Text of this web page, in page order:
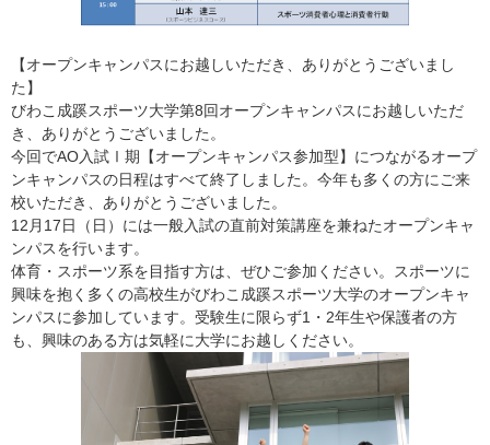
【オープンキャンパスにお越しいただき、ありがとうございまし
た】
びわこ成蹊スポーツ大学第8回オープンキャンパスにお越しいただ
き、ありがとうございました。
今回でAO入試Ⅰ期【オープンキャンパス参加型】につながるオープ
ンキャンパスの日程はすべて終了しました。今年も多くの方にご来
校いただき、ありがとうございました。
12月17日（日）には一般入試の直前対策講座を兼ねたオープンキャ
ンパスを行います。
体育・スポーツ系を目指す方は、ぜひご参加ください。スポーツに
興味を抱く多くの高校生がびわこ成蹊スポーツ大学のオープンキャ
ンパスに参加しています。受験生に限らず1・2年生や保護者の方
も、興味のある方は気軽に大学にお越しください。